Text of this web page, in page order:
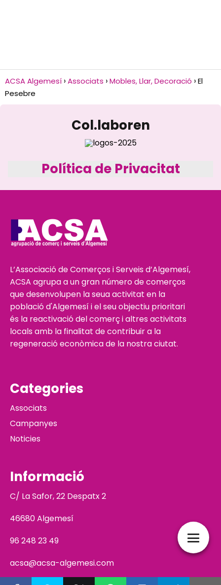
ACSA Algemesí Associats Mobles, Llar, Decoració
El
Pesebre
Col.laboren
Política de Privacitat
L’Associació de Comerços i Serveis d’Algemesí,
ACSA agrupa a un gran número de comerços
que desenvolupen la seua activitat en la
població d'Algemesí i el seu objectiu prioritari
és la reactivació del comerç i altres activitats
locals amb la finalitat de contribuir a la
regeneració econòmica de la nostra ciutat.
Categories
Associats
Campanyes
Noticies
Informació
C/ La Safor, 22 Despatx 2
46680 Algemesí
96 248 23 49
acsa@acsa-algemesi.com